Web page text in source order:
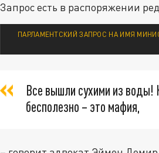
Запрос есть в распоряжении
ПАРЛАМЕНТСКИЙ ЗАПРОС НА ИМЯ
Все вышли сухими из воды!
бесполезно – это мафия,